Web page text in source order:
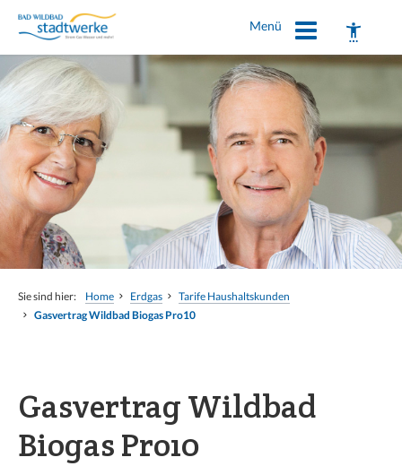
Menü
Sie sind hier: Home Erdgas
Tarife Haushaltskunden
Gasvertrag Wildbad Biogas Pro10
Gasvertrag Wildbad
Biogas Pro10
Schrift vergrößern
Schrift verkleinern
Wortabstand vergrößern
Wortabstand verkleinern
Graustufen